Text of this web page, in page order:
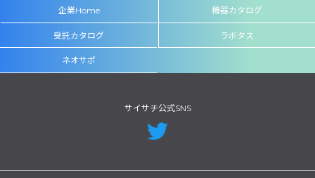
企業Home 機器カタログ
受託カタログ ラボタス
ネオサポ
サイサチ公式SNS